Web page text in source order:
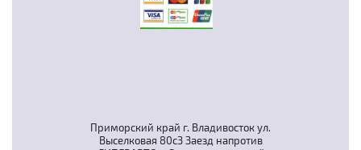
Приморский край г. Владивосток ул.
Выселковая 80с3 Заезд напротив